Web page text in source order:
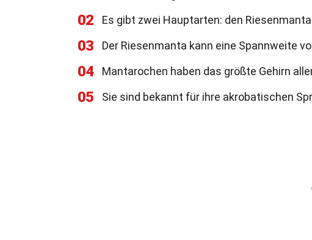
02 Es gibt zwei Hauptarten: den
03 Der Riesenmanta kann eine Spannweite
04 Mantarochen haben das größte Gehirn
05 Sie sind bekannt für ihre akrobatischen